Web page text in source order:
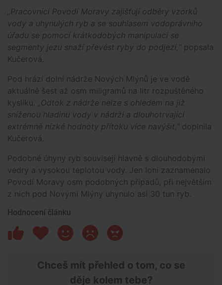
„Pracovníci Povodí Moravy zajišťují odběry vzorků
vody a uhynulých ryb a se souhlasem vodoprávního
úřadu se pomocí krátkodobých manipulací se
segmenty jezu snaží převést ryby do podjezí,“ popsala
Kučerová.
Pod hrází dolní nádrže Nových Mlýnů je ve vodě
aktuálně šest až osm miligramů na litr rozpuštěného
kyslíku.
„Odtok z nádrže nelze s ohledem na již
sníženou hladinu vody v nádrži a dlouhotrvající
extrémně nízké hodnoty přítoku více navýšit," doplnila
Kučerová.
Podobné úhyny ryb souvisejí hlavně s dlouhodobými
vedry a vysokou teplotou vody. Jen loni zaznamenalo
Povodí Moravy osm podobných případů, při největším
z nich pod Novými Mlýny uhynulo asi 30 tun ryb.
Hodnocení článku
Chceš mít přehled o tom, co se
děje kolem tebe?